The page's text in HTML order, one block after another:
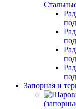
Запорная и